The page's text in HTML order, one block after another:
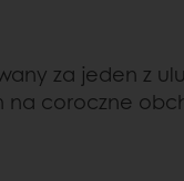
za jeden z
na coroczne